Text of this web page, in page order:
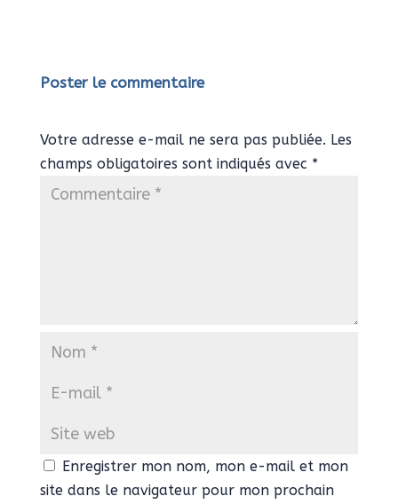
Poster le commentaire
Votre adresse e-mail ne sera pas publiée. Les
champs obligatoires sont indiqués avec *
Enregistrer mon nom, mon e-mail et mon
site dans le navigateur pour mon prochain